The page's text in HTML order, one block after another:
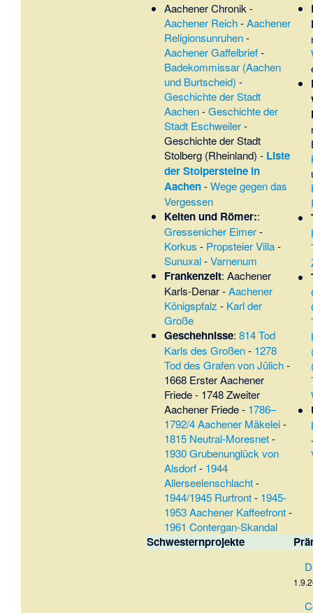
Aachener Chronik -
Aachener Reich-Aachener
Religionsunruhen-
Aachener Gaffelbrief-
Badekommissar (Aachen
und Burtscheid) -
Geschichte der Stadt
Aachen-Geschichte der
Stadt Eschweiler-
Geschichte der Stadt
Stolberg (Rheinland) - Liste
der Stolpersteine in
Aachen-Wege gegen das
Vergessen
Kelten und Römer::
Gressenicher Eimer-
Korkus - Propsteier Villa-
Sunuxal-Varnenum
Frankenzeit: Aachener
Karls-Denar-Aachener
Königspfalz - Karl der
Große
Geschehnisse: 814 Tod
Karls des Großen- 1278
Tod des Grafen von Jülich-
1668 Erster Aachener
Friede- 1748 Zweiter
Aachener Friede- 1786–
1792/4 Aachener Mäkelei-
1815 Neutral-Moresnet-
1930 Grubenunglück von
Alsdorf- 1944
Allerseelenschlacht-
1944/1945 Rurfront- 1945-
1953 Aachener Kaffeefront-
1961 Contergan-Skandal
Schwesternprojekte